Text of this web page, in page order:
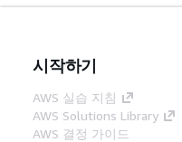
시작하기
AWS 실습 지침
AWS Solutions Library
AWS 결정 가이드